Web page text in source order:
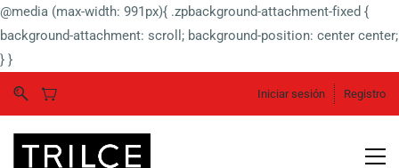
@media (max-width: 991px){ .zpbackground-attachment-fixed {
background-attachment: scroll; background-position: center center;
} }
Iniciar sesión Registro